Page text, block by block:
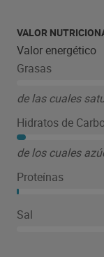
Sabor: Cerveza
bien equilibrado
Apariencia:
por la levadura
procedentes del
de las maltas,
acidez y la
con platos de
los guisos de
VALOR
Valor energético
Grasas
de las cuales
Hidratos de
de los cuales
Proteínas
Sal